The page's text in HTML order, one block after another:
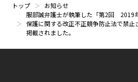
トップ
お知らせ
服部誠弁護士が執筆した「第2回 2019
保護に関する改正不正競争防止法で禁
掲載されました。